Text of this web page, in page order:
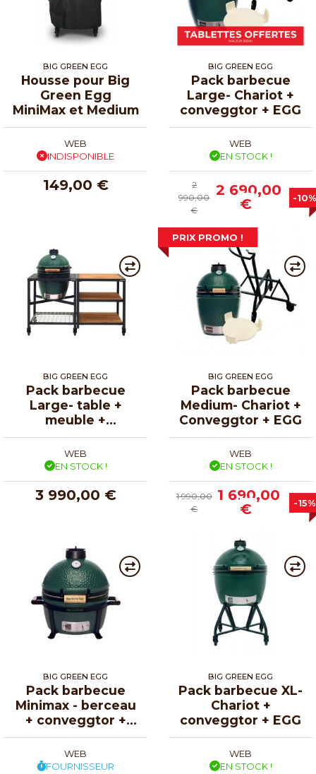
BIG GREEN EGG
Housse pour Big
Green Egg
MiniMax et Medium
WEB
INDISPONIBLE
149,00 €
BIG GREEN EGG
Pack barbecue
Large- Chariot +
conveggtor + EGG
WEB
EN STOCK !
2
990,00
€
2 690,00
€
-10%
BIG GREEN EGG
Pack barbecue
Large- table +
meuble +
conveggtor + EGG
WEB
EN STOCK !
3 990,00 €
PRIX PROMO !
BIG GREEN EGG
Pack barbecue
Medium- Chariot +
Conveggtor + EGG
WEB
EN STOCK !
1 990,00
€
1 690,00
€
-15%
BIG GREEN EGG
Pack barbecue
Minimax - berceau
+ conveggtor +
EGG
WEB
FOURNISSEUR
BIG GREEN EGG
Pack barbecue XL-
Chariot +
conveggtor + EGG
WEB
EN STOCK !